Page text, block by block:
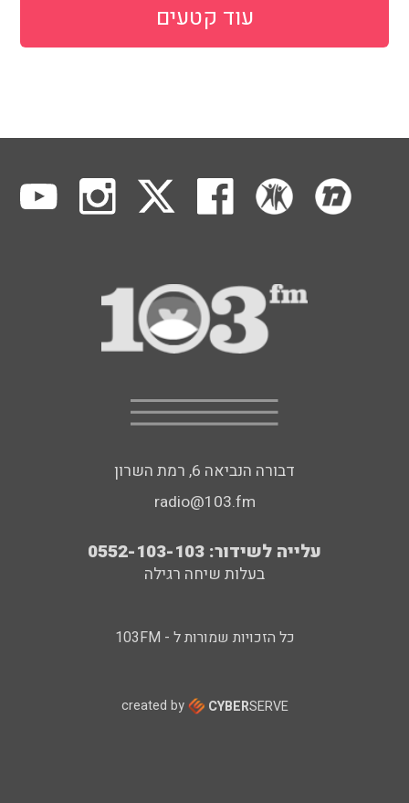
עוד קטעים
דבורה הנביאה 6, רמת השרון
radio@103.fm
עלייה לשידור: 0552-103-103
בעלות שיחה רגילה
כל הזכויות שמורות ל - 103FM
created by CYBERSERVE